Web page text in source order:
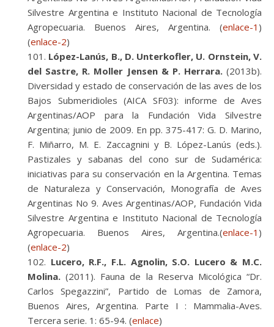
Silvestre Argentina e Instituto Nacional de Tecnología
Agropecuaria. Buenos Aires, Argentina. (enlace-1 )
(enlace-2)
López-Lanús, B., D. Unterkofler, U. Ornstein, V.
del Sastre, R. Moller Jensen & P. Herrara.(2013b).
Diversidad y estado de conservación de las aves de los
Bajos Submeridioles (AICA SF03): informe de Aves
Argentinas/AOP para la Fundación Vida Silvestre
Argentina; junio de 2009. En pp. 375-417: G. D. Marino,
F. Miñarro, M. E. Zaccagnini y B. López-Lanús (eds.).
Pastizales y sabanas del cono sur de Sudamérica:
iniciativas para su conservación en la Argentina. Temas
de Naturaleza y Conservación, Monografía de Aves
Argentinas No 9. Aves Argentinas/AOP, Fundación Vida
Silvestre Argentina e Instituto Nacional de Tecnología
Agropecuaria. Buenos Aires, Argentina.(enlace-1 )
(enlace-2)
Lucero, R.F., F.L. Agnolin, S.O. Lucero & M.C.
Molina. (2011). Fauna de la Reserva Micológica “Dr.
Carlos Spegazzini”, Partido de Lomas de Zamora,
Buenos Aires, Argentina. Parte I : Mammalia-Aves.
Tercera serie. 1: 65-94. (enlace)